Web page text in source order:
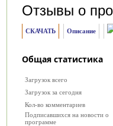
Отзывы о
СКАЧАТЬ Описание
Общая статистика
Загрузок всего
Загрузок за сегодня
Кол-во комментариев
Подписавшихся на новости о
программе